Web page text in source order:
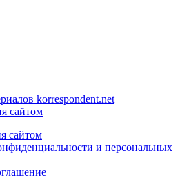
korrespondent.net
сайтом
сайтом
и персональных